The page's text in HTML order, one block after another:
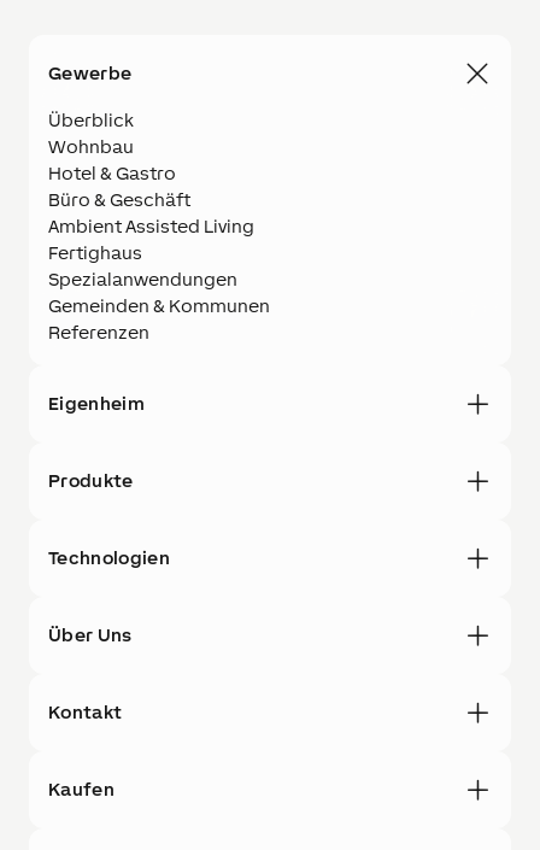
Gewerbe
Überblick
Wohnbau
Hotel & Gastro
Büro & Geschäft
Ambient Assisted Living
Fertighaus
Spezialanwendungen
Gemeinden & Kommunen
Referenzen
Eigenheim
Produkte
Technologien
Über Uns
Kontakt
Kaufen